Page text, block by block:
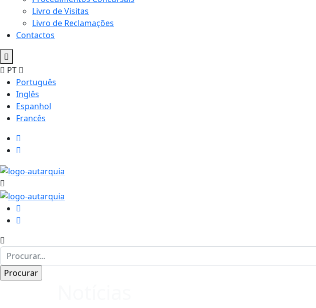
Livro de Visitas
Livro de Reclamações
Contactos
PT
Português
Inglês
Espanhol
Francês